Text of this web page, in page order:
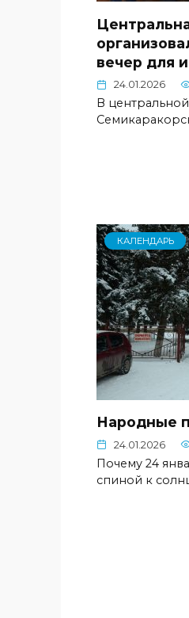
вечер для
24.01.2026
В
КАЛЕНДАРЬ
Народные
24.01.2026
Почему 24
спиной к